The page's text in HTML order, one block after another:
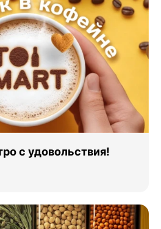
с удовольствия!